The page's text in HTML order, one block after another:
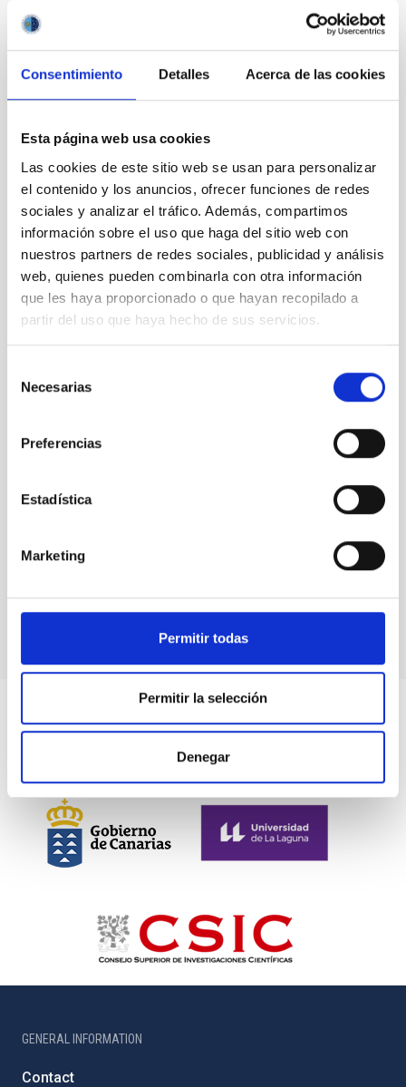
Consentimiento Detalles Acerca de las cookies
Esta página web usa cookies
Las cookies de este sitio web se usan para personalizar
el contenido y los anuncios, ofrecer funciones de redes
sociales y analizar el tráfico. Además, compartimos
información sobre el uso que haga del sitio web con
nuestros partners de redes sociales, publicidad y análisis
web, quienes pueden combinarla con otra información
que les haya proporcionado o que hayan recopilado a
partir del uso que haya hecho de sus servicios.
Necesarias
Preferencias
Estadística
Marketing
Permitir todas
Permitir la selección
Denegar
AMANAR 2025
Exoplanetary Systems and Solar System
GENERAL INFORMATION
Contact